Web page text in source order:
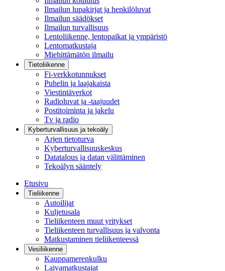
Ilmailun lupakirjat ja henkilöluvat
Ilmailun säädökset
Ilmailun turvallisuus
Lentoliikenne, lentopaikat ja ympäristö
Lentomatkustaja
Miehittämätön ilmailu
Tietoliikenne
Fi-verkkotunnukset
Puhelin ja laajakaista
Viestintäverkot
Radioluvat ja -taajuudet
Postitoiminta ja jakelu
Tv ja radio
Kyberturvallisuus ja tekoäly
Arjen tietoturva
Kyberturvallisuuskeskus
Datatalous ja datan välittäminen
Tekoälyn sääntely
Etusivu
Tieliikenne
Autoilijat
Kuljetusala
Tieliikenteen muut yritykset
Tieliikenteen turvallisuus ja valvonta
Matkustaminen tieliikenteessä
Vesiliikenne
Kauppamerenkulku
Laivamatkustajat